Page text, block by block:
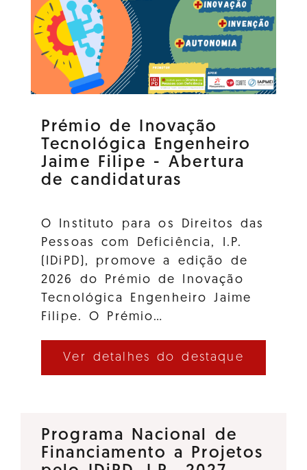
Prémio de Inovação
Tecnológica Engenheiro
Jaime Filipe - Abertura
de candidaturas
O Instituto para os Direitos das
Pessoas com Deficiência, I.P.
(IDiPD), promove a edição de
2026 do Prémio de Inovação
Tecnológica Engenheiro Jaime
Filipe. O Prémio…
Ver detalhes do destaque
Programa Nacional de
Financiamento a Projetos